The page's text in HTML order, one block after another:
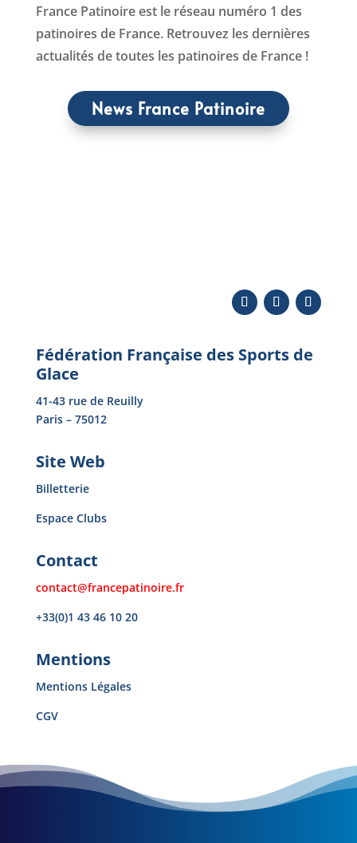
France Patinoire est le réseau numéro 1 des
patinoires de France. Retrouvez les dernières
actualités de toutes les patinoires de France !
News France Patinoire
Fédération Française des Sports de
Glace
41-43 rue de Reuilly
Paris – 75012
Site Web
Billetterie
Espace Clubs
Contact
contact@francepatinoire.fr
+33(0)1 43 46 10 20
Mentions
Mentions Légales
CGV